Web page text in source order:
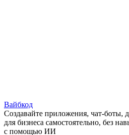
Вайбкод
Создавайте приложения, чат-боты,
для бизнеса самостоятельно, без
с помощью ИИ